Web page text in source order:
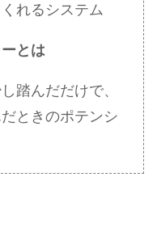
れるシステム
とは
踏んだだけで、
ときのポテンシ